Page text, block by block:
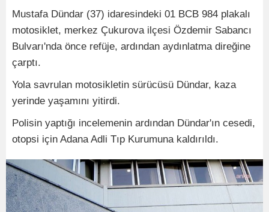
Mustafa Dündar (37) idaresindeki 01 BCB 984 plakalı
motosiklet, merkez Çukurova ilçesi Özdemir Sabancı
Bulvarı'nda önce refüje, ardından aydınlatma direğine
çarptı.
Yola savrulan motosikletin sürücüsü Dündar, kaza
yerinde yaşamını yitirdi.
Polisin yaptığı incelemenin ardından Dündar'ın cesedi,
otopsi için Adana Adli Tıp Kurumuna kaldırıldı.